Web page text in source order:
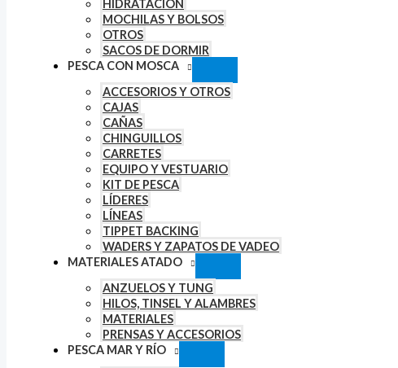
HIDRATACIÓN
MOCHILAS Y BOLSOS
OTROS
SACOS DE DORMIR
PESCA CON MOSCA
ACCESORIOS Y OTROS
CAJAS
CAÑAS
CHINGUILLOS
CARRETES
EQUIPO Y VESTUARIO
KIT DE PESCA
LÍDERES
LÍNEAS
TIPPET BACKING
WADERS Y ZAPATOS DE VADEO
MATERIALES ATADO
ANZUELOS Y TUNG
HILOS, TINSEL Y ALAMBRES
MATERIALES
PRENSAS Y ACCESORIOS
PESCA MAR Y RÍO